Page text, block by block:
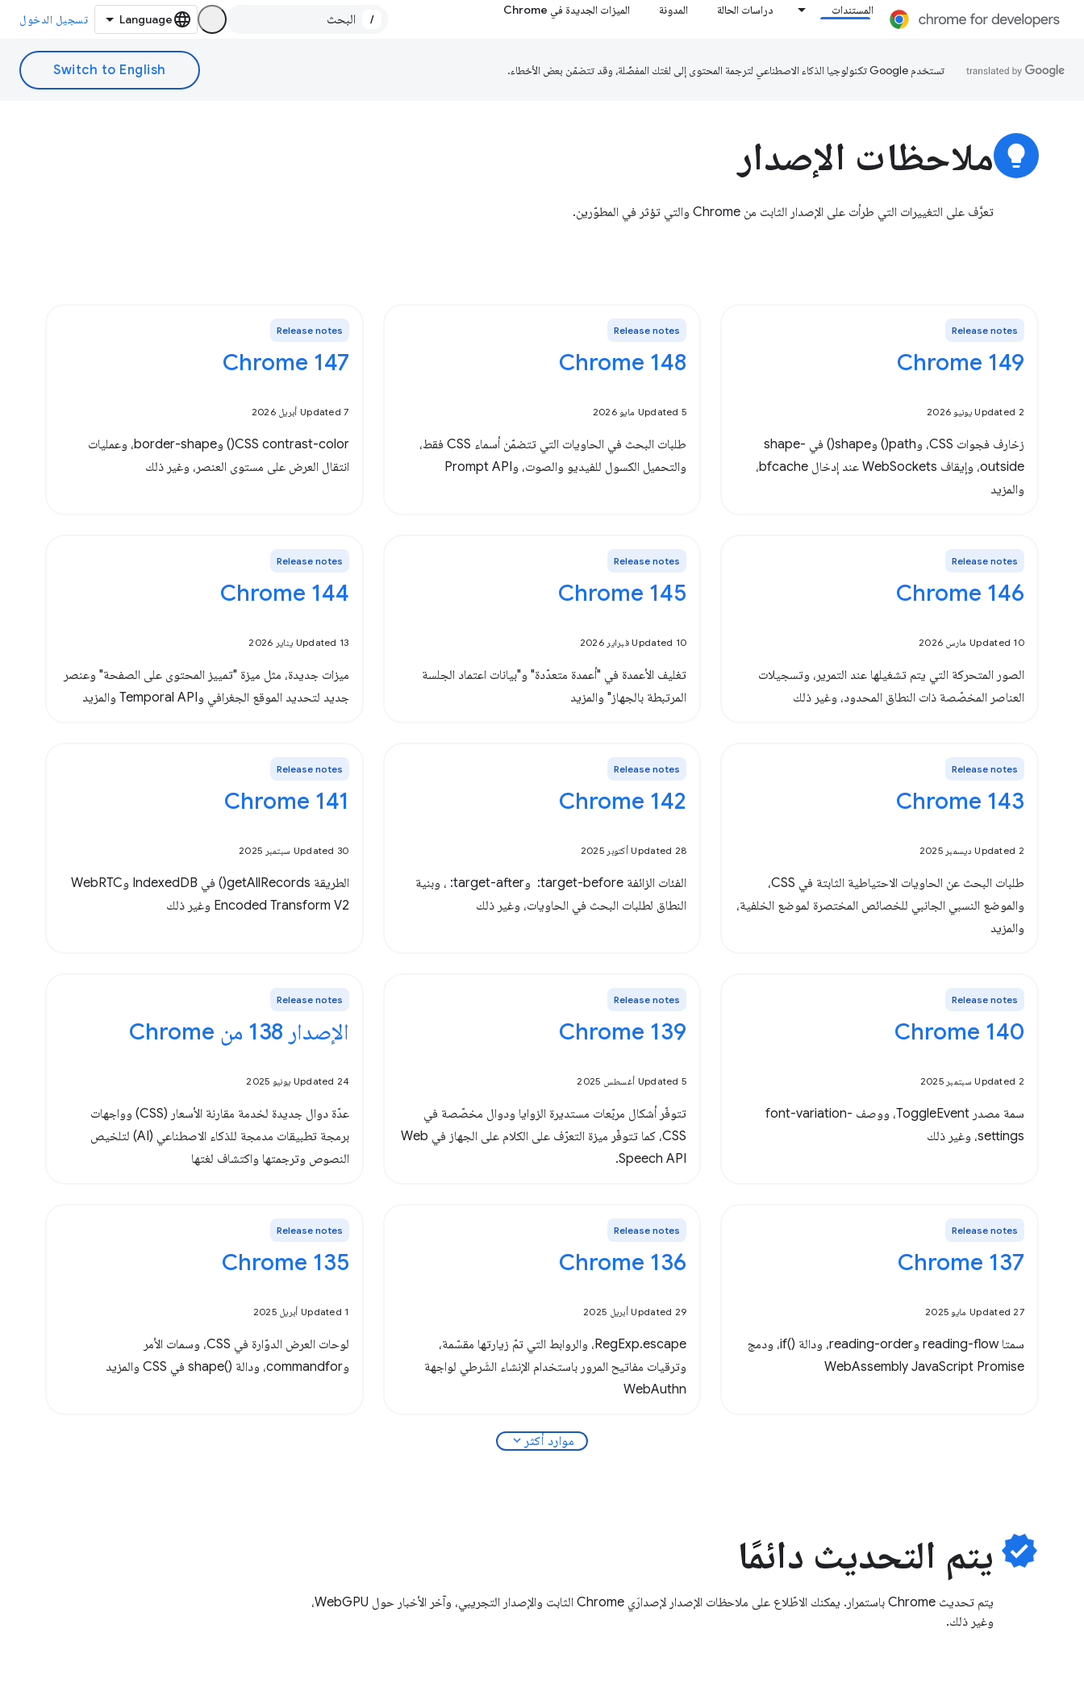
المستندات دراسات الحالة المدونة الميزات الجديدة في Chrome
/ تسجيل الدخول
تستخدم Google تكنولوجيا الذكاء الاصطناعي لترجمة المحتوى إلى لغتك المفضّلة، وقد تتضمّن بعض الأخطاء.
lightbulb ملاحظات الإصدار
تعرَّف على التغييرات التي طرأت على الإصدار الثابت من Chrome والتي تؤثر في المطوّرين.
Release notes
Chrome 149
Updated 2 يونيو 2026
زخارف فجوات CSS، وpath() وshape() في shape-
outside، وإيقاف WebSockets عند إدخال bfcache،
والمزيد
Release notes
‫Chrome 148
Updated 5 مايو 2026
طلبات البحث في الحاويات التي تتضمّن أسماء CSS فقط،
والتحميل الكسول للفيديو والصوت، وPrompt API
Release notes
Chrome 147
Updated 7 أبريل 2026
‫CSS contrast-color() وborder-shape، وعمليات
انتقال العرض على مستوى العنصر، وغير ذلك
Release notes
‫Chrome 146
Updated 10 مارس 2026
الصور المتحركة التي يتم تشغيلها عند التمرير، وتسجيلات
العناصر المخصّصة ذات النطاق المحدود، وغير ذلك
Release notes
Chrome 145
Updated 10 فبراير 2026
تغليف الأعمدة في "أعمدة متعدّدة" و"بيانات اعتماد الجلسة
المرتبطة بالجهاز" والمزيد
Release notes
Chrome 144
Updated 13 يناير 2026
ميزات جديدة، مثل ميزة "تمييز المحتوى على الصفحة" وعنصر
جديد لتحديد الموقع الجغرافي وTemporal API والمزيد
Release notes
Chrome 143
Updated 2 ديسمبر 2025
طلبات البحث عن الحاويات الاحتياطية الثابتة في CSS،
والموضع النسبي الجانبي للخصائص المختصرة لموضع الخلفية،
والمزيد
Release notes
Chrome 142
Updated 28 أكتوبر 2025
الفئات الزائفة ‎ :target-before و‎ :target-after، وبنية
النطاق لطلبات البحث في الحاويات، وغير ذلك
Release notes
Chrome 141
Updated 30 سبتمبر 2025
الطريقة getAllRecords() في IndexedDB وWebRTC
Encoded Transform V2 وغير ذلك
Release notes
Chrome 140
Updated 2 سبتمبر 2025
سمة مصدر ToggleEvent، ووصف font-variation-
settings، وغير ذلك
Release notes
‫Chrome 139
Updated 5 أغسطس 2025
تتوفّر أشكال مربّعات مستديرة الزوايا ودوال مخصّصة في
CSS، كما تتوفّر ميزة التعرّف على الكلام على الجهاز في Web
Speech API.
Release notes
الإصدار 138 من Chrome
Updated 24 يونيو 2025
عدّة دوال جديدة لخدمة مقارنة الأسعار (CSS) وواجهات
برمجة تطبيقات مدمجة للذكاء الاصطناعي (AI) لتلخيص
النصوص وترجمتها واكتشاف لغتها
Release notes
Chrome 137
Updated 27 مايو 2025
سمتا reading-flow وreading-order، ودالة if()‎، ودمج
WebAssembly JavaScript Promise
Release notes
Chrome 136
Updated 29 أبريل 2025
RegExp.escape، والروابط التي تمّ زيارتها مقسّمة،
وترقيات مفاتيح المرور باستخدام الإنشاء الشَرطي لواجهة
WebAuthn
Release notes
Chrome 135
Updated 1 أبريل 2025
لوحات العرض الدوّارة في CSS، وسمات الأمر
وcommandfor، ودالة shape()‎ في CSS والمزيد
موارد أكثر expand_more
verified يتم التحديث دائمًا
يتم تحديث Chrome باستمرار. يمكنك الاطّلاع على ملاحظات الإصدار لإصدارَي Chrome الثابت والإصدار التجريبي، وآخر الأخبار حول WebGPU،
وغير ذلك.